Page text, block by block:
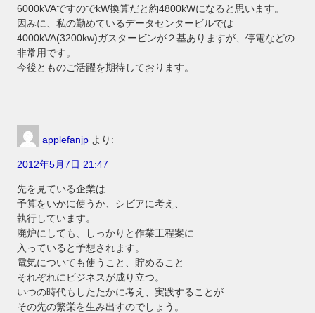
6000kVAですのでkW換算だと約4800kWになると思います。
因みに、私の勤めているデータセンタービルでは
4000kVA(3200kw)ガスタービンが２基ありますが、停電などの
非常用です。
今後とものご活躍を期待しております。
applefanjp より:
2012年5月7日 21:47
先を見ている企業は
予算をいかに使うか、シビアに考え、
執行しています。
廃炉にしても、しっかりと作業工程案に
入っていると予想されます。
電気についても使うこと、貯めること
それぞれにビジネスが成り立つ。
いつの時代もしたたかに考え、実践することが
その先の繁栄を生み出すのでしょう。